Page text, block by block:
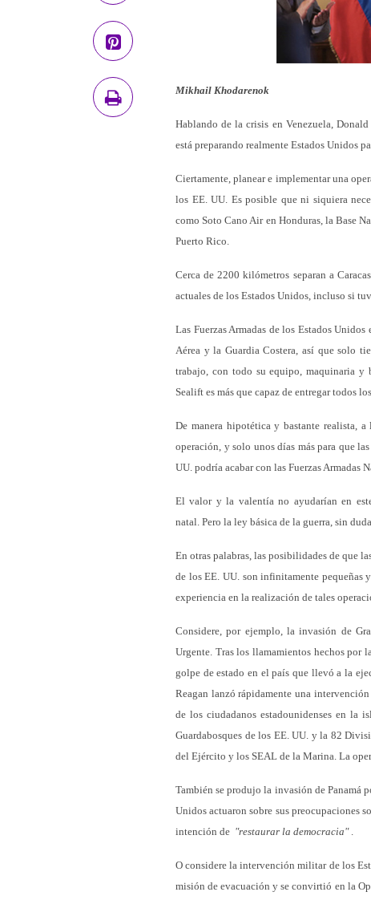
Mikhail Khodarenok
Hablando de la crisis en Venezuela,
está preparando realmente Estados Unidos
Ciertamente, planear e implementar una
los EE. UU. Es posible que ni siquiera
como Soto Cano Air en Honduras, la Base
Puerto Rico.
Cerca de 2200 kilómetros separan a
actuales de los Estados Unidos, incluso si
Las Fuerzas Armadas de los Estados
Aérea y la Guardia Costera, así que solo
trabajo, con todo su equipo, maquinaria y
Sealift es más que capaz de entregar todos
De manera hipotética y bastante realista,
operación, y solo unos días más para que
UU. podría acabar con las Fuerzas Armadas
El valor y la valentía no ayudarían en
natal. Pero la ley básica de la guerra, sin
En otras palabras, las posibilidades de que
de los EE. UU. son infinitamente pequeñas
experiencia en la realización de tales
Considere, por ejemplo, la invasión de
Urgente. Tras los llamamientos hechos por
golpe de estado en el país que llevó a la
Reagan lanzó rápidamente una
de los ciudadanos estadounidenses en la
Guardabosques de los EE. UU. y la 82
del Ejército y los SEAL de la Marina. La
También se produjo la invasión de Panamá
Unidos actuaron sobre sus preocupaciones
intención de "restaurar la democracia".
O considere la intervención militar de los
misión de evacuación y se convirtió en la